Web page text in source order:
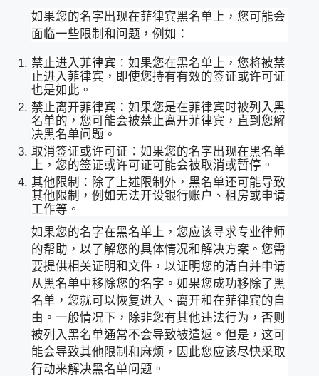
如果您的名字出现在菲律宾黑名单上，您可能会
面临一些限制和问题，例如：
禁止进入菲律宾：如果您在黑名单上，您将被禁
止进入菲律宾，即使您持有有效的签证或许可证
也是如此。
禁止离开菲律宾：如果您是在菲律宾时被列入黑
名单的，您可能会被禁止离开菲律宾，直到您解
决黑名单问题。
取消签证或许可证：如果您的名字出现在黑名单
上，您的签证或许可证可能会被取消或暂停。
其他限制：除了上述限制外，黑名单还可能导致
其他限制，例如无法开设银行账户、租房或申请
工作等。
如果您的名字在黑名单上，您应该寻求专业律师
的帮助，以了解您的具体情况和解决方案。您需
要提供相关证明和文件，以证明您的清白并申请
从黑名单中移除您的名字。如果您成功移除了黑
名单，您就可以恢复进入、离开和在菲律宾的自
由。一般情况下，除非您有其他违法行为，否则
被列入黑名单通常不会导致被遣返。但是，这可
能会导致其他限制和麻烦，因此您应该尽快采取
行动来解决黑名单问题。